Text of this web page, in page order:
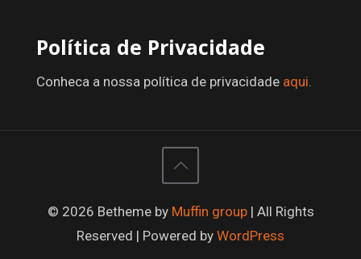
Política de Privacidade
Conheca a nossa política de privacidade aqui.
© 2026 Betheme by Muffin group| All Rights
Reserved | Powered by WordPress